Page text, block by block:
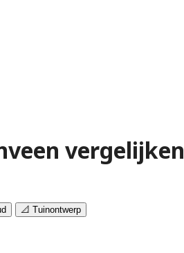
vergelijken
📐 Tuinontwerp